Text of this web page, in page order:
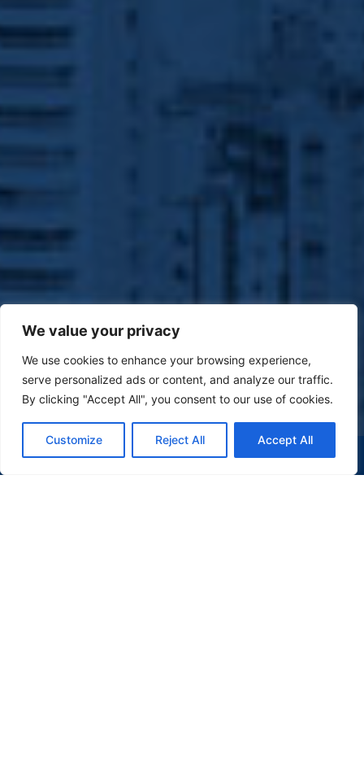
We value your privacy
We use cookies to enhance your browsing experience,
serve personalized ads or content, and analyze our traffic.
By clicking "Accept All", you consent to our use of cookies.
Customize Reject All Accept All
(47) 9 9977-7630